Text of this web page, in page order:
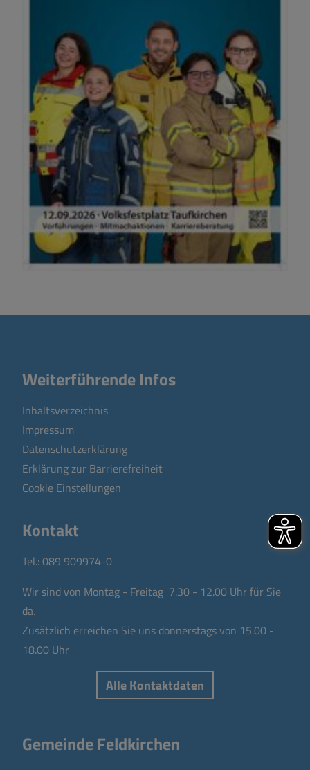
Weiterführende Infos
Inhaltsverzeichnis
Impressum
Datenschutzerklärung
Erklärung zur Barrierefreiheit
Cookie Einstellungen
Kontakt
Tel.:089 909974-0
Wir sind von Montag - Freitag 7.30 - 12.00 Uhr für Sie
da.
Zusätzlich erreichen Sie uns donnerstags von 15.00 -
18.00 Uhr
Alle Kontaktdaten
Gemeinde Feldkirchen